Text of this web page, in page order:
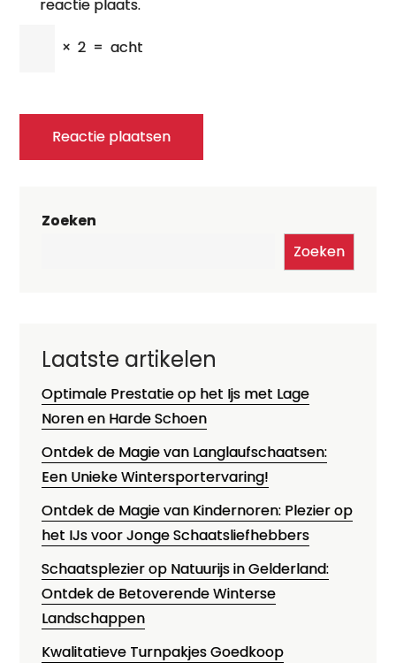
reactie plaats.
× 2 = acht
Zoeken
Zoeken
Laatste artikelen
Optimale Prestatie op het Ijs met Lage
Noren en Harde Schoen
Ontdek de Magie van Langlaufschaatsen:
Een Unieke Wintersportervaring!
Ontdek de Magie van Kindernoren: Plezier op
het IJs voor Jonge Schaatsliefhebbers
Schaatsplezier op Natuurijs in Gelderland:
Ontdek de Betoverende Winterse
Landschappen
Kwalitatieve Turnpakjes Goedkoop